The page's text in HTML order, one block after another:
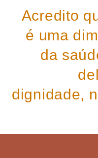
Acredito
é uma
da
dignidade,